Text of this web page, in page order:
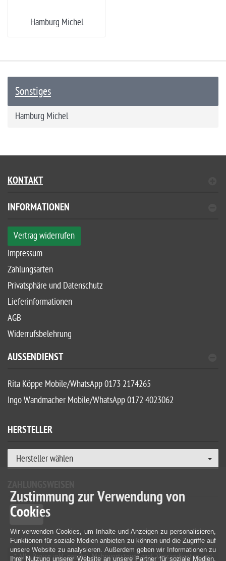
Hamburg Michel
Sonstiges
Hamburg Michel
KONTAKT
INFORMATIONEN
Vertrag widerrufen
Impressum
Zahlungsarten
Privatsphäre und Datenschutz
Lieferinformationen
AGB
Widerrufsbelehrung
AUSSENDIENST
Rita Köppe Mobile/WhatsApp 0173 2174265
Ingo Wandmacher Mobile/WhatsApp 0172 4023062
HERSTELLER
Hersteller wählen
* Alle Preise inkl. gesetzl. Mehrwertsteuer zzgl. Versandkosten und
Zustimmung zur Verwendung von
Cookies
Wir verwenden Cookies, um Inhalte und Anzeigen zu personalisieren,
Funktionen für soziale Medien anbieten zu können und die Zugriffe auf
unsere Website zu analysieren. Außerdem geben wir Informationen zu
Ihrer Nutzung unserer Website an unsere Partner für soziale Medien,